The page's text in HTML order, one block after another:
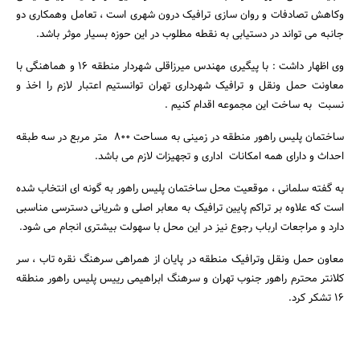
وکاهش تصادفات و روان سازی ترافیک درون شهری است ، تعامل وهمکاری دو
جانبه می تواند در دستیابی به نقطه مطلوب در این حوزه بسیار موثر باشد.
وی اظهار داشت : با پیگیری مهندس میرزاقلی شهردار منطقه 16 و هماهنگی با
معاونت حمل ونقل و ترافیک شهرداری تهران توانستیم اعتبار لازم را اخذ و
نسبت به ساخت این مجموعه اقدام کنیم .
ساختمان پلیس راهور منطقه در زمینی به مساحت 800 متر مربع در سه طبقه
احداث و دارای همه امکانات اداری و تجهیزات لازم می باشد.
به گفته سلمانی ، موقعیت محل ساختمان پلیس راهور به گونه ای انتخاب شده
است که علاوه بر تراکم پایین ترافیک به معابر اصلی و شریانی دسترسی مناسبی
دارد و مراجعات ارباب رجوع نیز در این محل با سهولت بیشتری انجام می شود.
معاون حمل ونقل وترافیک منطقه در پایان از همراهی سرهنگ نقره تاب ، سر
کلانتر محترم راهور جنوب تهران و سرهنگ ابراهیمی رییس پلیس راهور منطقه
16 تشکر کرد.